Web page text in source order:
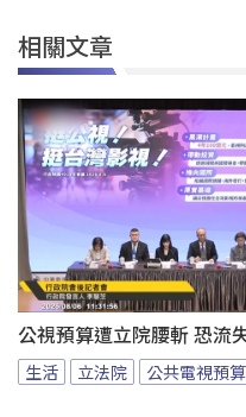
相關文章
公視預算遭立院腰斬 恐流
生活 立法院 公共電視預算